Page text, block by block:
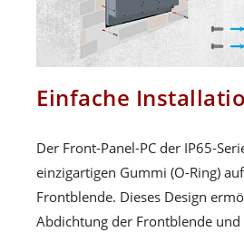
Einfache
Der Front-Panel-PC der IP65-
einzigartigen Gummi (O-Ring)
Frontblende. Dieses Design
Abdichtung der Frontblende